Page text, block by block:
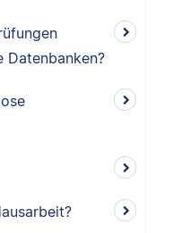
Datenbanken?